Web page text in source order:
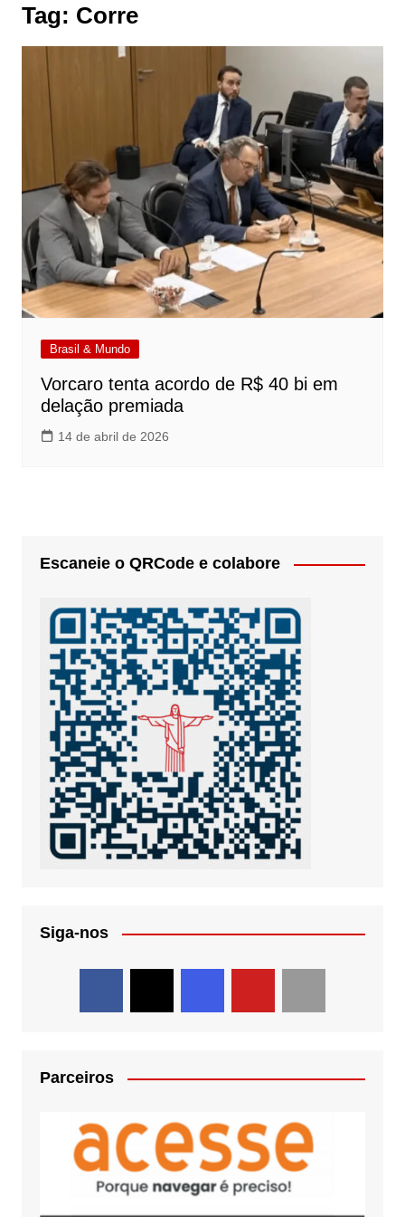
Tag: Corre
Brasil & Mundo
Vorcaro tenta acordo de R$ 40 bi em
delação premiada
14 de abril de 2026
Escaneie o QRCode e colabore
Siga-nos
Parceiros